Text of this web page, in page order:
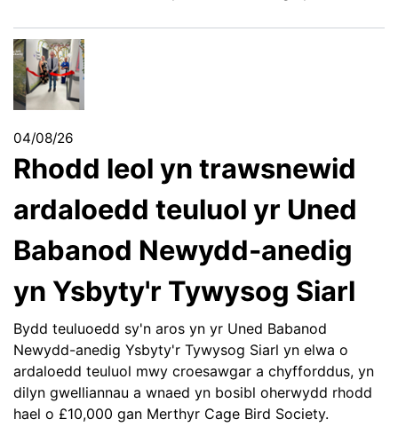
04/08/26
Rhodd leol yn trawsnewid
ardaloedd teuluol yr Uned
Babanod Newydd-anedig
yn Ysbyty'r Tywysog Siarl
Bydd teuluoedd sy'n aros yn yr Uned Babanod
Newydd-anedig Ysbyty'r Tywysog Siarl yn elwa o
ardaloedd teuluol mwy croesawgar a chyfforddus, yn
dilyn gwelliannau a wnaed yn bosibl oherwydd rhodd
hael o £10,000 gan Merthyr Cage Bird Society.